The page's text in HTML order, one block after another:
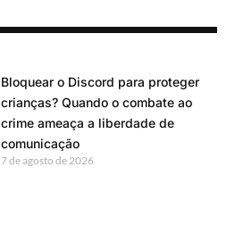
Bloquear o Discord para proteger
crianças? Quando o combate ao
crime ameaça a liberdade de
comunicação
7 de agosto de 2026